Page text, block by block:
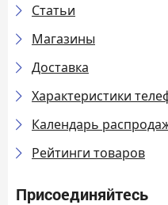
Статьи
Магазины
Доставка
Характеристики
Календарь
Рейтинги товаров
Присоединяйтесь